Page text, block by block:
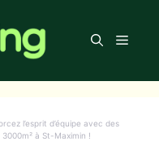
Menu
l’esprit d’équipe avec des
à St-Maximin !